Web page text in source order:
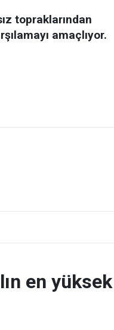
topraklarından
amaçlıyor.
en yüksek